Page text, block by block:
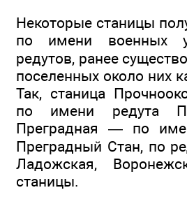
Некоторые станицы
по имени военных
редутов, ранее
поселенных около них
Так, станица
по имени редута
Преградная — по
Преградный Стан, по
Ладожская,
станицы.